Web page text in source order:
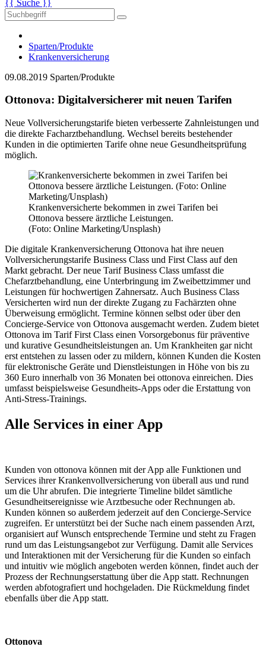
{{ Suche }}
Sparten/Produkte
Krankenversicherung
09.08.2019 Sparten/Produkte
Ottonova: Digitalversicherer mit neuen Tarifen
Neue Vollversicherungstarife bieten verbesserte Zahnleistungen und
die direkte Facharztbehandlung. Wechsel bereits bestehender
Kunden in die optimierten Tarife ohne neue Gesundheitsprüfung
möglich.
Krankenversicherte bekommen in zwei Tarifen bei
Ottonova bessere ärztliche Leistungen.
(Foto: Online Marketing/Unsplash)
Die digitale Krankenversicherung Ottonova hat ihre neuen
Vollversicherungstarife Business Class und First Class auf den
Markt gebracht. Der neue Tarif Business Class umfasst die
Chefarztbehandlung, eine Unterbringung im Zweibettzimmer und
Leistungen für hochwertigen Zahnersatz. Auch Business Class
Versicherten wird nun der direkte Zugang zu Fachärzten ohne
Überweisung ermöglicht. Termine können selbst oder über den
Concierge-Service von Ottonova ausgemacht werden. Zudem bietet
Ottonova im Tarif First Class einen Vorsorgebonus für präventive
und kurative Gesundheitsleistungen an. Um Krankheiten gar nicht
erst entstehen zu lassen oder zu mildern, können Kunden die Kosten
für elektronische Geräte und Dienstleistungen in Höhe von bis zu
360 Euro innerhalb von 36 Monaten bei ottonova einreichen. Dies
umfasst beispielsweise Gesundheits-Apps oder die Erstattung von
Anti-Stress-Trainings.
Alle Services in einer App
Kunden von ottonova können mit der App alle Funktionen und
Services ihrer Krankenvollversicherung von überall aus und rund
um die Uhr abrufen. Die integrierte Timeline bildet sämtliche
Gesundheitsereignisse wie Arztbesuche oder Rechnungen ab.
Kunden können so außerdem jederzeit auf den Concierge-Service
zugreifen. Er unterstützt bei der Suche nach einem passenden Arzt,
organisiert auf Wunsch entsprechende Termine und steht zu Fragen
rund um das Leistungsangebot zur Verfügung. Damit alle Services
und Interaktionen mit der Versicherung für die Kunden so einfach
und intuitiv wie möglich angeboten werden können, findet auch der
Prozess der Rechnungserstattung über die App statt. Rechnungen
werden abfotografiert und hochgeladen. Die Rückmeldung findet
ebenfalls über die App statt.
Ottonova